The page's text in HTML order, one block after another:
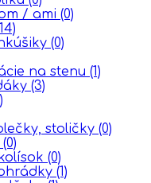
/ ami (0)
(0)
na stenu (1)
(3)
stoličky (0)
(0)
(0)
(1)